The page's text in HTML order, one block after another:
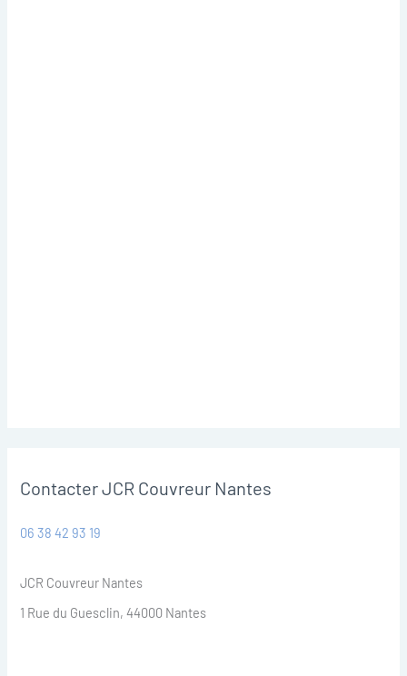
Contacter JCR Couvreur Nantes
06 38 42 93 19
JCR Couvreur Nantes
1 Rue du Guesclin, 44000 Nantes